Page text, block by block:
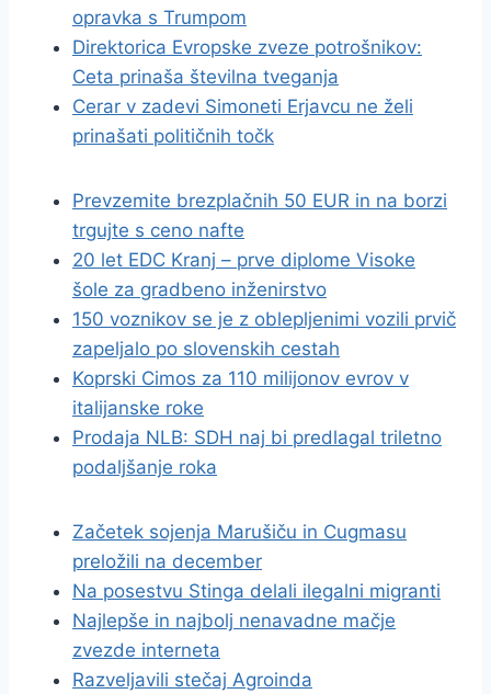
opravka s Trumpom
Direktorica Evropske zveze potrošnikov:
Ceta prinaša številna tveganja
Cerar v zadevi Simoneti Erjavcu ne želi
prinašati političnih točk
Prevzemite brezplačnih 50 EUR in na borzi
trgujte s ceno nafte
20 let EDC Kranj – prve diplome Visoke
šole za gradbeno inženirstvo
150 voznikov se je z oblepljenimi vozili prvič
zapeljalo po slovenskih cestah
Koprski Cimos za 110 milijonov evrov v
italijanske roke
Prodaja NLB: SDH naj bi predlagal triletno
podaljšanje roka
Začetek sojenja Marušiču in Cugmasu
preložili na december
Na posestvu Stinga delali ilegalni migranti
Najlepše in najbolj nenavadne mačje
zvezde interneta
Razveljavili stečaj Agroinda